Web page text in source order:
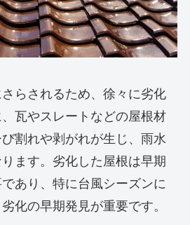
らされるため、徐々に劣化
瓦やスレートなどの屋根材
割れや剥がれが生じ、雨水
ます。劣化した屋根は早期
あり、特に台風シーズンに
化の早期発見が重要です。